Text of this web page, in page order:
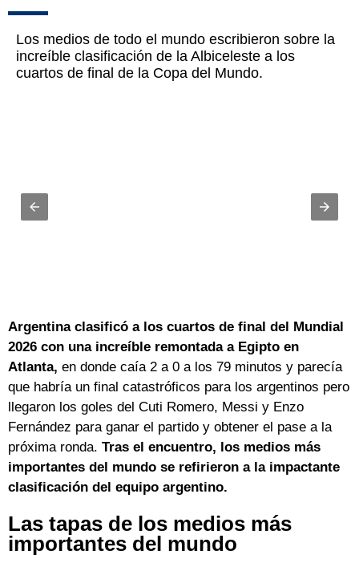
Los medios de todo el mundo escribieron sobre la
increíble clasificación de la Albiceleste a los
cuartos de final de la Copa del Mundo.
Argentina clasificó a los cuartos de final del Mundial
2026 con una increíble remontada a Egipto en
Atlanta, en donde caía 2 a 0 a los 79 minutos y parecía
que habría un final catastróficos para los argentinos pero
llegaron los goles del Cuti Romero, Messi y Enzo
Fernández para ganar el partido y obtener el pase a la
próxima ronda. Tras el encuentro, los medios más
importantes del mundo se refirieron a la impactante
clasificación del equipo argentino.
Las tapas de los medios más
importantes del mundo